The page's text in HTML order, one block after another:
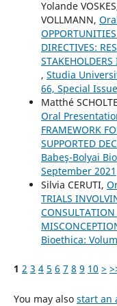
Yolande
VOLLMANN,
DIRECTIVES:
, Studia
66, Special
Matthé
Oral
FRAMEWORK
SUPPORTED
Babeş-Bolyai
September 2021
Silvia CERUTI,
TRIALS
Bioethica:
1 2 3 4 5 6 7 8 9 10 >
You may also start an